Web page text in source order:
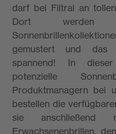
darf bei Filtral an
Dort werden
gemustert und das
spannend! In
potenzielle
Produktmanagern bei
bestellen die
sie anschließend
Erwachsenenbrillen,